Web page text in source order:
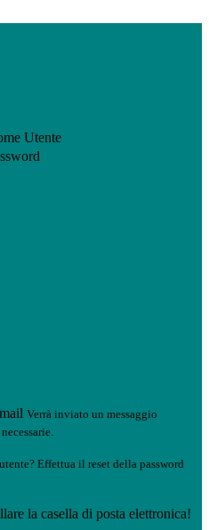
Utente
Verrà inviato un messaggio
Effettua il reset della password
la casella di posta elettronica!